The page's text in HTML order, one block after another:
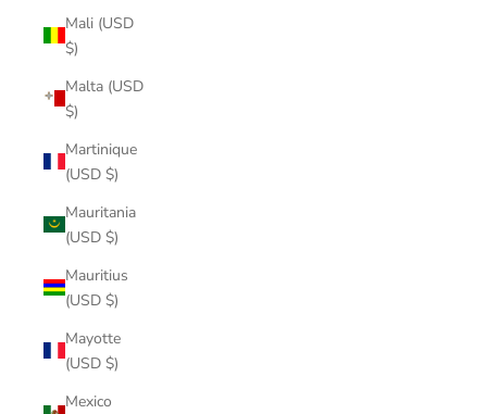
Mali (USD
$)
Malta (USD
$)
Martinique
(USD $)
Mauritania
(USD $)
Mauritius
(USD $)
Mayotte
(USD $)
Mexico